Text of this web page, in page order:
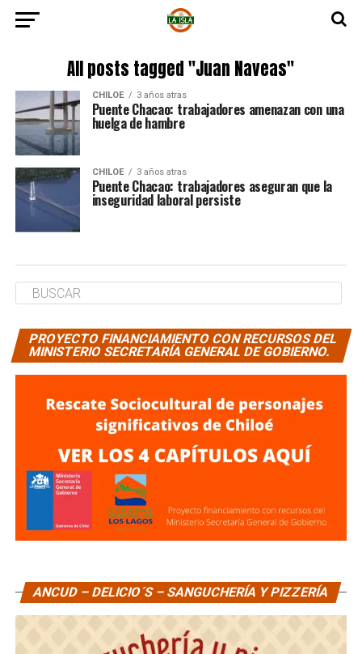
All posts tagged "Juan Naveas"
CHILOE 3 años atras
Puente Chacao: trabajadores amenazan con una
huelga de hambre
CHILOE 3 años atras
Puente Chacao: trabajadores aseguran que la
inseguridad laboral persiste
PROYECTO FINANCIAMIENTO CON RECURSOS DEL
MINISTERIO SECRETARÍA GENERAL DE GOBIERNO.
ANCUD – DELICIO´S – SANGUCHERÍA Y PIZZERÍA